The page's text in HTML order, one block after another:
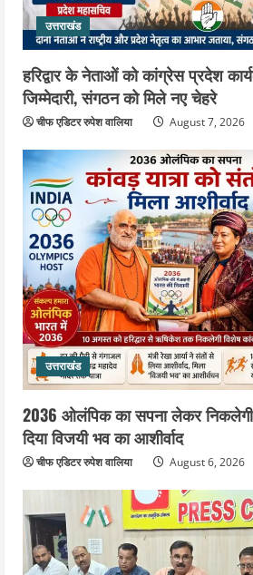
उत्तराखंड
हरिद्वार के नेताओं को कांग्रेस प्रदेश
जिम्मेदारी, संगठन को मिले नए चेहरे
चीफ एडिटर रुपेश वालिया August 7, 2026
उत्तराखंड
2036 ओलंपिक का सपना लेकर निकलेगी
दिया विजयी भव का आशीर्वाद
चीफ एडिटर रुपेश वालिया August 6, 2026